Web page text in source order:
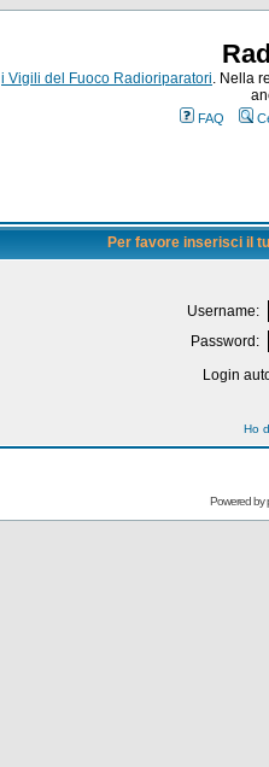
i Vigili del Fuoco Radioriparatori. Nella
FAQ
Per favore inserisci il
Username:
Password:
Login
Ho
Powered by